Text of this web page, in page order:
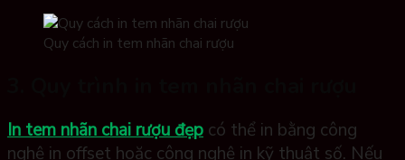
Quy cách in tem nhãn chai rượu
In tem nhãn chai rượu đẹp có thể in bằng công
nghệ in offset hoặc công nghệ in kỹ thuật số. Nếu